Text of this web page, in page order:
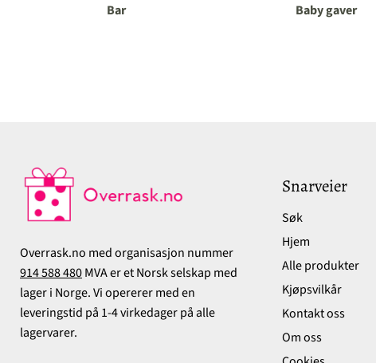
Bar Baby gaver
Overrask.no med organisasjon nummer
914 588 480MVA er et Norsk selskap med
lager i Norge. Vi opererer med en
leveringstid på 1-4 virkedager på alle
lagervarer.
Snarveier
Søk
Hjem
Alle produkter
Kjøpsvilkår
Kontakt oss
Om oss